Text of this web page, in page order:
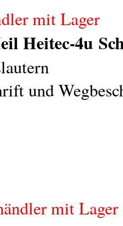
mit Lager
Heitec-4u
und
mit Lager